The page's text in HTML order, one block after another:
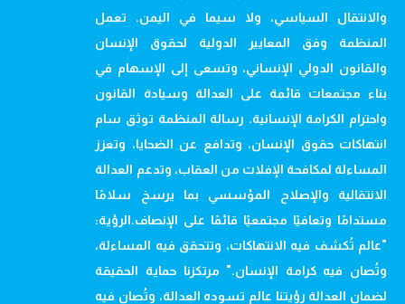
والانتقال السياسي، ولا سيما في اليمن. تعمل
المنظمة وفق المعايير الدولية لحقوق الإنسان
والقانون الدولي الإنساني، وتسعى إلى الإسهام في
بناء مجتمعات قائمة على العدالة وسيادة القانون
واحترام الكرامة الإنسانية. رسالة المنظمة توثق سام
انتهاكات حقوق الإنسان، وتدافع عن الضحايا، وتعزز
المساءلة لمكافحة الإفلات من العقاب، وتدعم العدالة
الانتقالية والإصلاح المؤسسي بما يرسخ سلامًا
مستدامًا وتعافيًا مجتمعيًا قائمًا على الإنصاف.الرؤية:
"عالم تُكشف فيه الانتهاكات، وتتحقق فيه المساءلة،
وتُصان فيه كرامة الإنسان." مرتكزنا حماية الحقيقة
لضمان العدالة رؤيتنا عالم تسوده العدالة، وتُصان فيه